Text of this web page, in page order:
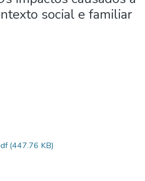
social e familiar
(447.76 KB)